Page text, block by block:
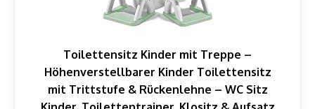
Toilettensitz Kinder mit Treppe –
Höhenverstellbarer Kinder Toilettensitz
mit Trittstufe & Rückenlehne – WC Sitz